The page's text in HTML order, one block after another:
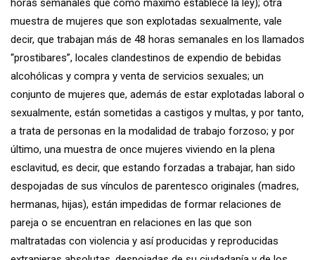
horas semanales que como máximo establece la ley); otra
muestra de mujeres que son explotadas sexualmente, vale
decir, que trabajan más de 48 horas semanales en los llamados
“prostibares”, locales clandestinos de expendio de bebidas
alcohólicas y compra y venta de servicios sexuales; un
conjunto de mujeres que, además de estar explotadas laboral o
sexualmente, están sometidas a castigos y multas, y por tanto,
a trata de personas en la modalidad de trabajo forzoso; y por
último, una muestra de once mujeres viviendo en la plena
esclavitud, es decir, que estando forzadas a trabajar, han sido
despojadas de sus vínculos de parentesco originales (madres,
hermanas, hijas), están impedidas de formar relaciones de
pareja o se encuentran en relaciones en las que son
maltratadas con violencia y así producidas y reproducidas